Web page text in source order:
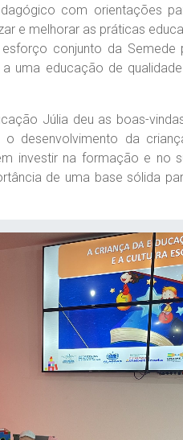
com orientações
e melhorar as práticas
conjunto da Semede
uma educação de
Júlia deu as boas-
desenvolvimento da
investir na formação e no
de uma base sólida